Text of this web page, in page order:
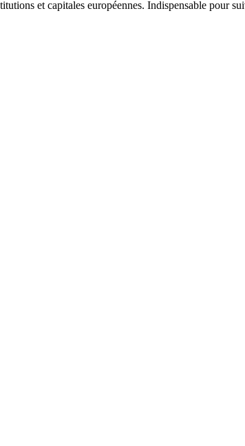
et capitales européennes. Indispensable pour